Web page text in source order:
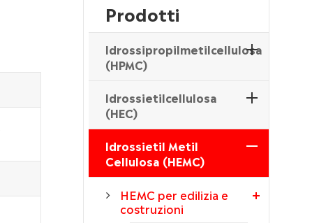
Prodotti
Idrossipropilmetilcellulosa
(HPMC)
Idrossietilcellulosa
(HEC)
Idrossietil Metil
Cellulosa (HEMC)
HEMC per edilizia e
costruzioni